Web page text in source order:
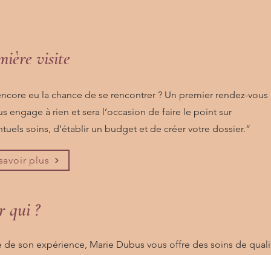
visite
eu la chance de se rencontrer ? Un premier rendez-vous
engage à rien et sera l’occasion de faire le point sur
soins, d’établir un budget et de créer votre dossier.”
plus
qui ?
de son expérience, Marie Dubus vous offre des soins de